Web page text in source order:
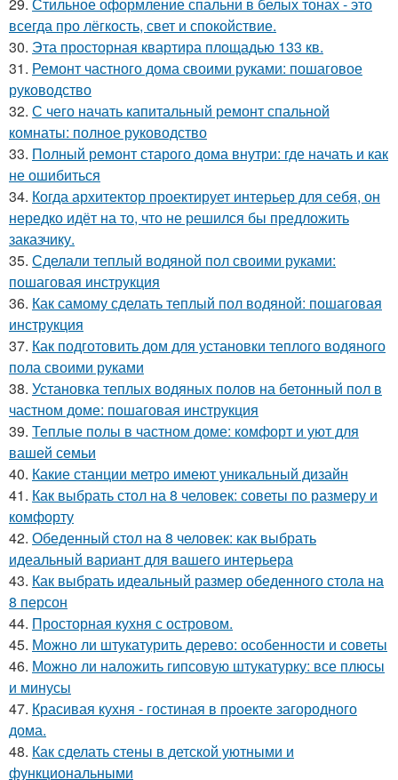
всегда про лёгкость, свет и спокойствие.
30. Эта просторная квартира площадью 133 кв.
31. Ремонт частного дома своими руками: пошаговое
руководство
32. С чего начать капитальный ремонт спальной
комнаты: полное руководство
33. Полный ремонт старого дома внутри: где начать и как
не ошибиться
34. Когда архитектор проектирует интерьер для себя, он
нередко идёт на то, что не решился бы предложить
заказчику.
35. Сделали теплый водяной пол своими руками:
пошаговая инструкция
36. Как самому сделать теплый пол водяной: пошаговая
инструкция
37. Как подготовить дом для установки теплого водяного
пола своими руками
38. Установка теплых водяных полов на бетонный пол в
частном доме: пошаговая инструкция
39. Теплые полы в частном доме: комфорт и уют для
вашей семьи
40. Какие станции метро имеют уникальный дизайн
41. Как выбрать стол на 8 человек: советы по размеру и
комфорту
42. Обеденный стол на 8 человек: как выбрать
идеальный вариант для вашего интерьера
43. Как выбрать идеальный размер обеденного стола на
8 персон
44. Просторная кухня с островом.
45. Можно ли штукатурить дерево: особенности и советы
46. Можно ли наложить гипсовую штукатурку: все плюсы
и минусы
47. Красивая кухня - гостиная в проекте загородного
дома.
48. Как сделать стены в детской уютными и
функциональными